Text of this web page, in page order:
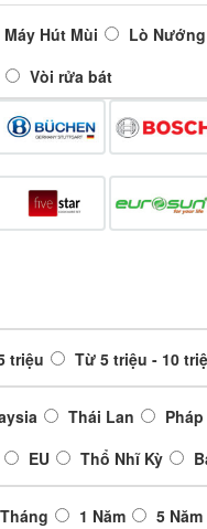
Máy Hút Mùi Lò
Vòi rửa bát
triệu Từ 5 triệu - 10
Thái Lan Pháp
EU Thổ Nhĩ Kỳ
1 Năm 5 Năm